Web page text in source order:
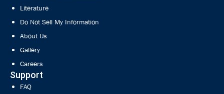
Literature
Do Not Sell My Information
About Us
Gallery
Careers
Support
FAQ